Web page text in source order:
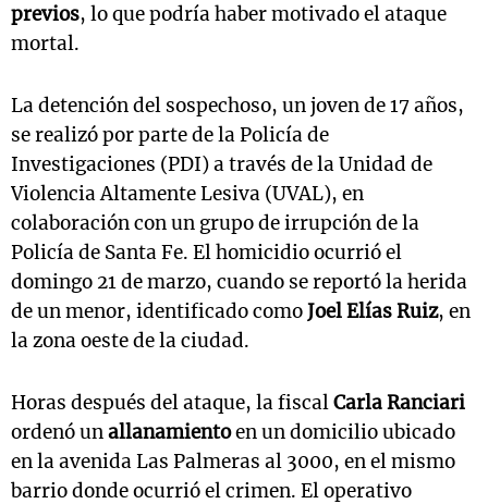
previos, lo que podría haber motivado el ataque
mortal.
La detención del sospechoso, un joven de 17 años,
se realizó por parte de la Policía de
Investigaciones (PDI) a través de la Unidad de
Violencia Altamente Lesiva (UVAL), en
colaboración con un grupo de irrupción de la
Policía de Santa Fe. El homicidio ocurrió el
domingo 21 de marzo, cuando se reportó la herida
de un menor, identificado comoJoel Elías Ruiz, en
la zona oeste de la ciudad.
Horas después del ataque, la fiscalCarla Ranciari
ordenó unallanamientoen un domicilio ubicado
en la avenida Las Palmeras al 3000, en el mismo
barrio donde ocurrió el crimen. El operativo